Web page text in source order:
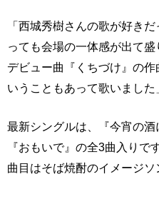
「西城秀樹さんの歌が好き
っても会場の一体感が出て
デビュー曲『くちづけ』の
いうこともあって歌いました
最新シングルは、『今宵の酒
『おもいで』の全3曲入り
曲目はそば焼酎のイメージソ